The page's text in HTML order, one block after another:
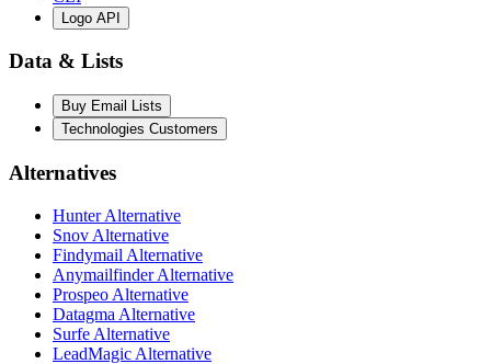
Logo API
Data & Lists
Buy Email Lists
Technologies Customers
Alternatives
Hunter Alternative
Snov Alternative
Findymail Alternative
Anymailfinder Alternative
Prospeo Alternative
Datagma Alternative
Surfe Alternative
LeadMagic Alternative